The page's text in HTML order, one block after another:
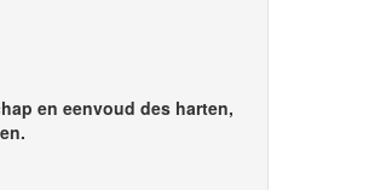
en eenvoud des harten,